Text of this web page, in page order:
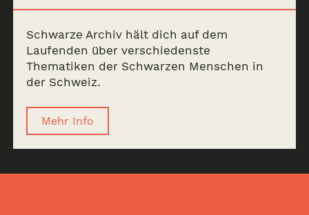
Schwarze Archiv hält dich auf dem
Laufenden über verschiedenste
Thematiken der Schwarzen Menschen in
der Schweiz.
Mehr Info